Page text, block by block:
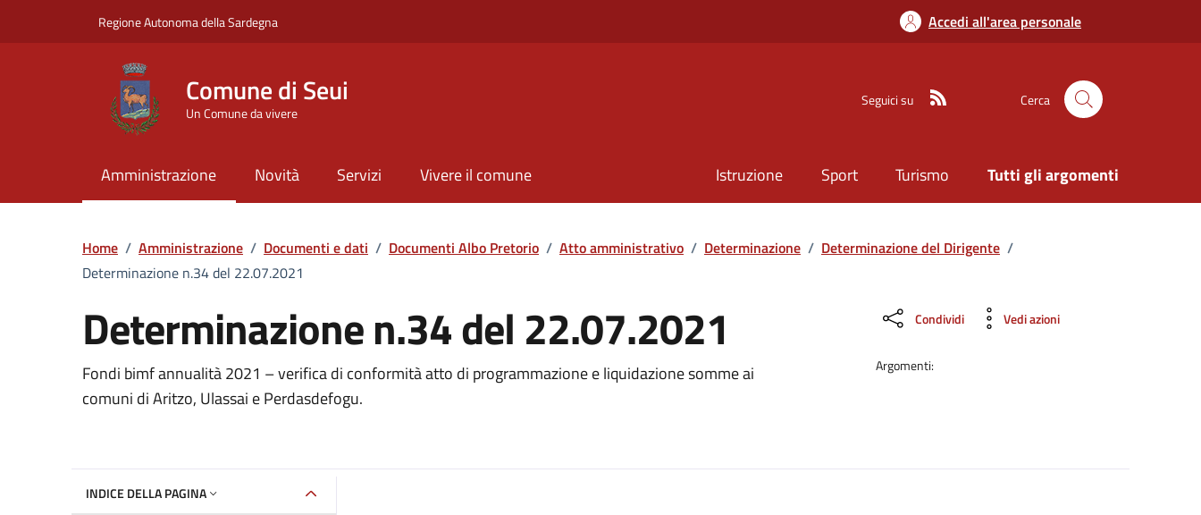
Regione Autonoma della Sardegna Accedi all'area personale
Comune di Seui
Un Comune da vivere
Seguici su Cerca
Amministrazione Novità Servizi Vivere il comune Istruzione Sport Turismo Tutti gli argomenti
Home / Amministrazione / Documenti e dati / Documenti Albo Pretorio / Atto amministrativo / Determinazione / Determinazione del Dirigente /
Determinazione n.34 del 22.07.2021
Determinazione n.34 del 22.07.2021
Dettaglio del documento
Fondi bimf annualità 2021 – verifica di conformità atto di programmazione e liquidazione somme ai
comuni di Aritzo, Ulassai e Perdasdefogu.
Condividi Vedi azioni
Argomenti:
INDICE DELLA PAGINA